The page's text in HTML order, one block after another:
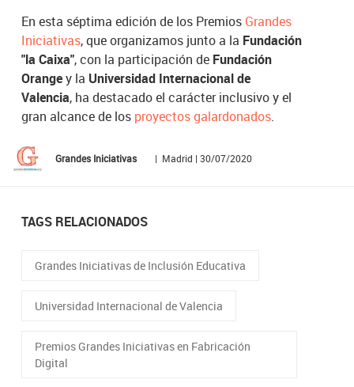
En esta séptima edición de los Premios Grandes
Iniciativas, que organizamos junto a la Fundación
"la Caixa", con la participación de Fundación
Orangey la Universidad Internacional de
Valencia, ha destacado el carácter inclusivo y el
gran alcance de los proyectos galardonados.
Grandes Iniciativas | Madrid | 30/07/2020
TAGS RELACIONADOS
Grandes Iniciativas de Inclusión Educativa
Universidad Internacional de Valencia
Premios Grandes Iniciativas en Fabricación
Digital